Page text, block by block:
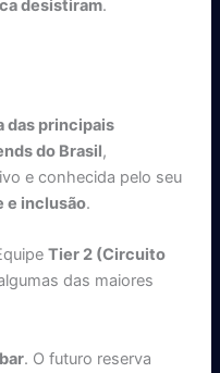
desistiram.
das principais
do Brasil,
e conhecida pelo seu
e inclusão.
Tier 2 (Circuito
das maiores
. O futuro reserva